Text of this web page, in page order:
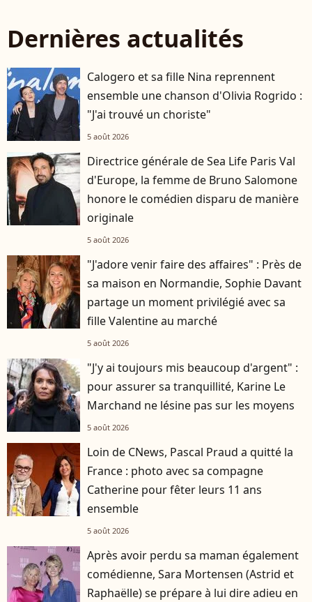
Dernières actualités
Calogero et sa fille Nina reprennent
ensemble une chanson d'Olivia Rogrido :
"J'ai trouvé un choriste"
5 août 2026
Directrice générale de Sea Life Paris Val
d'Europe, la femme de Bruno Salomone
honore le comédien disparu de manière
originale
5 août 2026
"J'adore venir faire des affaires" : Près de
sa maison en Normandie, Sophie Davant
partage un moment privilégié avec sa
fille Valentine au marché
5 août 2026
"J'y ai toujours mis beaucoup d'argent" :
pour assurer sa tranquillité, Karine Le
Marchand ne lésine pas sur les moyens
5 août 2026
Loin de CNews, Pascal Praud a quitté la
France : photo avec sa compagne
Catherine pour fêter leurs 11 ans
ensemble
5 août 2026
Après avoir perdu sa maman également
comédienne, Sara Mortensen (Astrid et
Raphaëlle) se prépare à lui dire adieu en